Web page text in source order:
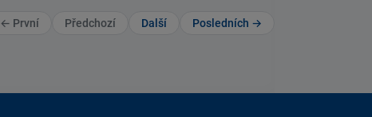
← První Předchozí Další Posledních →